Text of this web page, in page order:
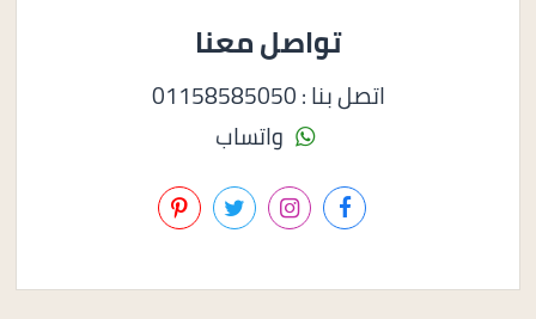
تواصل معنا
اتصل بنا : 01158585050
واتساب